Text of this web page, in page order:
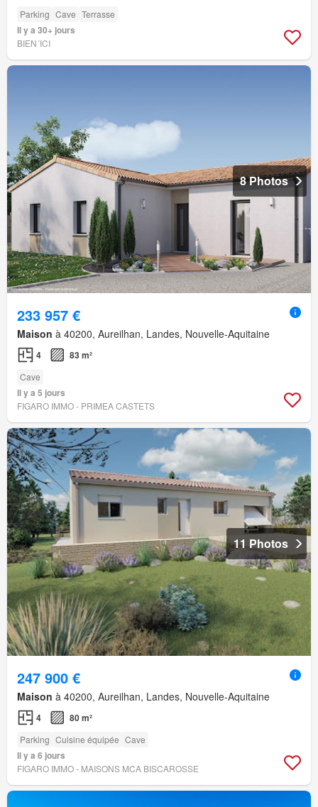
Parking Cave Terrasse
Il y a 30+ jours
BIEN´ICI
8 Photos
233 957 €
Maison à 40200, Aureilhan, Landes, Nouvelle-Aquitaine
4 83 m²
Cave
Il y a 5 jours
FIGARO IMMO - PRIMEA CASTETS
11 Photos
247 900 €
Maison à 40200, Aureilhan, Landes, Nouvelle-Aquitaine
4 80 m²
Parking Cuisine équipée Cave
Il y a 6 jours
FIGARO IMMO - MAISONS MCA BISCAROSSE